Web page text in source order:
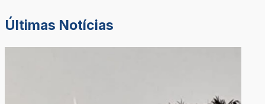
Últimas Notícias